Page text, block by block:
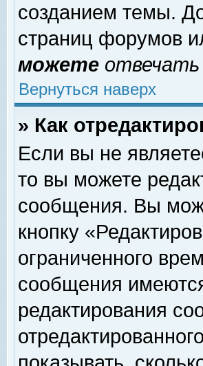
созданием темы.
страниц форумов
можете
Вернуться наверх
» Как
Если вы не
то вы можете
сообщения. Вы
кнопку
ограниченного
сообщения
редактирования